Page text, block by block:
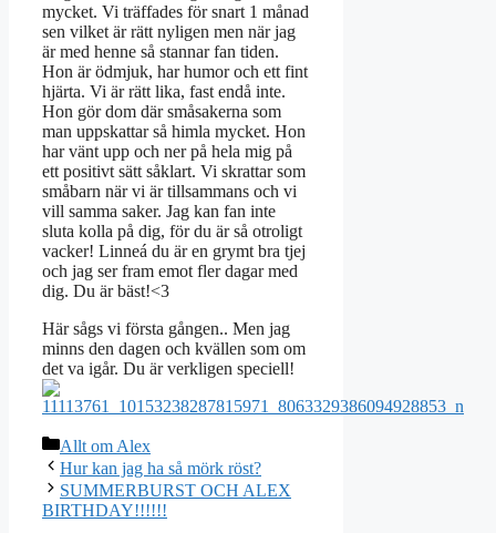
mycket. Vi träffades för snart 1 månad
sen vilket är rätt nyligen men när jag
är med henne så stannar fan tiden.
Hon är ödmjuk, har humor och ett fint
hjärta. Vi är rätt lika, fast endå inte.
Hon gör dom där småsakerna som
man uppskattar så himla mycket. Hon
har vänt upp och ner på hela mig på
ett positivt sätt såklart. Vi skrattar som
småbarn när vi är tillsammans och vi
vill samma saker. Jag kan fan inte
sluta kolla på dig, för du är så otroligt
vacker! Linneá du är en grymt bra tjej
och jag ser fram emot fler dagar med
dig. Du är bäst!<3
Här sågs vi första gången.. Men jag
minns den dagen och kvällen som om
det va igår. Du är verkligen speciell!
Kategorier
Allt om Alex
Hur kan jag ha så mörk röst?
SUMMERBURST OCH ALEX
BIRTHDAY!!!!!!